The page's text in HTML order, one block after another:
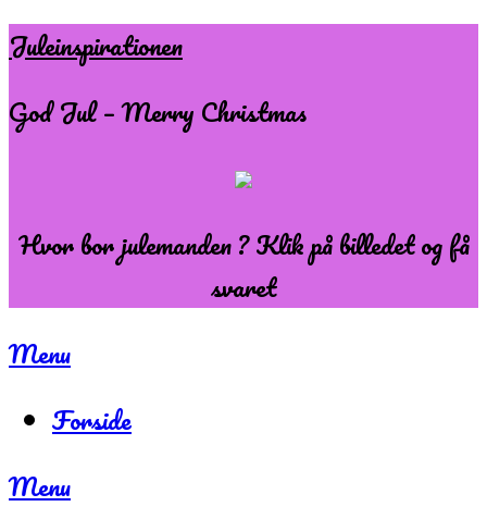
Skip
content
Juleinspirationen
God Jul – Merry Christmas
Hvor bor julemanden ? Klik på billedet og få
svaret
Menu
Forside
Menu